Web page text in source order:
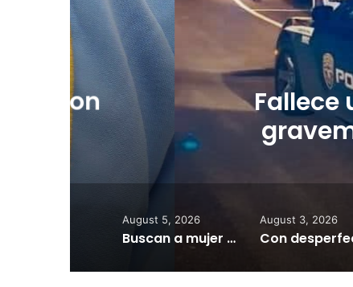
Fallece una
gravemente
August 5, 2026
Buscan a mujer desaparecida en Ponce
August 3, 2026